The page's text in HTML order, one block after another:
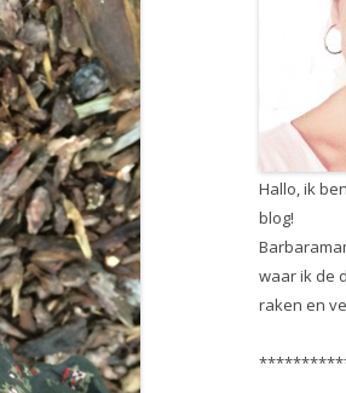
Hallo, ik
blog!
waar ik de
raken en